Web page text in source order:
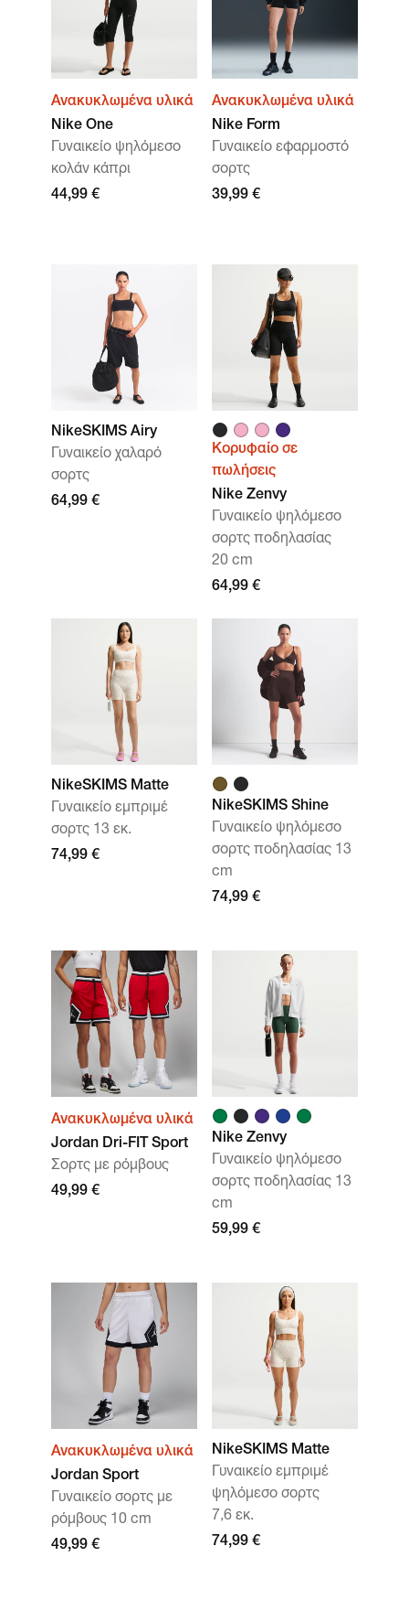
Ανακυκλωμένα υλικά
Nike One
Γυναικείο ψηλόμεσο
κολάν κάπρι
44,99 €
Ανακυκλωμένα υλικά
Nike Form
Γυναικείο εφαρμοστό
σορτς
39,99 €
NikeSKIMS Airy
Γυναικείο χαλαρό
σορτς
64,99 €
Κορυφαίο σε
πωλήσεις
Nike Zenvy
Γυναικείο ψηλόμεσο
σορτς ποδηλασίας
20 cm
64,99 €
NikeSKIMS Matte
Γυναικείο εμπριμέ
σορτς 13 εκ.
74,99 €
NikeSKIMS Shine
Γυναικείο ψηλόμεσο
σορτς ποδηλασίας 13
cm
74,99 €
Ανακυκλωμένα υλικά
Jordan Dri-FIT Sport
Σορτς με ρόμβους
49,99 €
Nike Zenvy
Γυναικείο ψηλόμεσο
σορτς ποδηλασίας 13
cm
59,99 €
Ανακυκλωμένα υλικά
Jordan Sport
Γυναικείο σορτς με
ρόμβους 10 cm
49,99 €
NikeSKIMS Matte
Γυναικείο εμπριμέ
ψηλόμεσο σορτς
7,6 εκ.
74,99 €